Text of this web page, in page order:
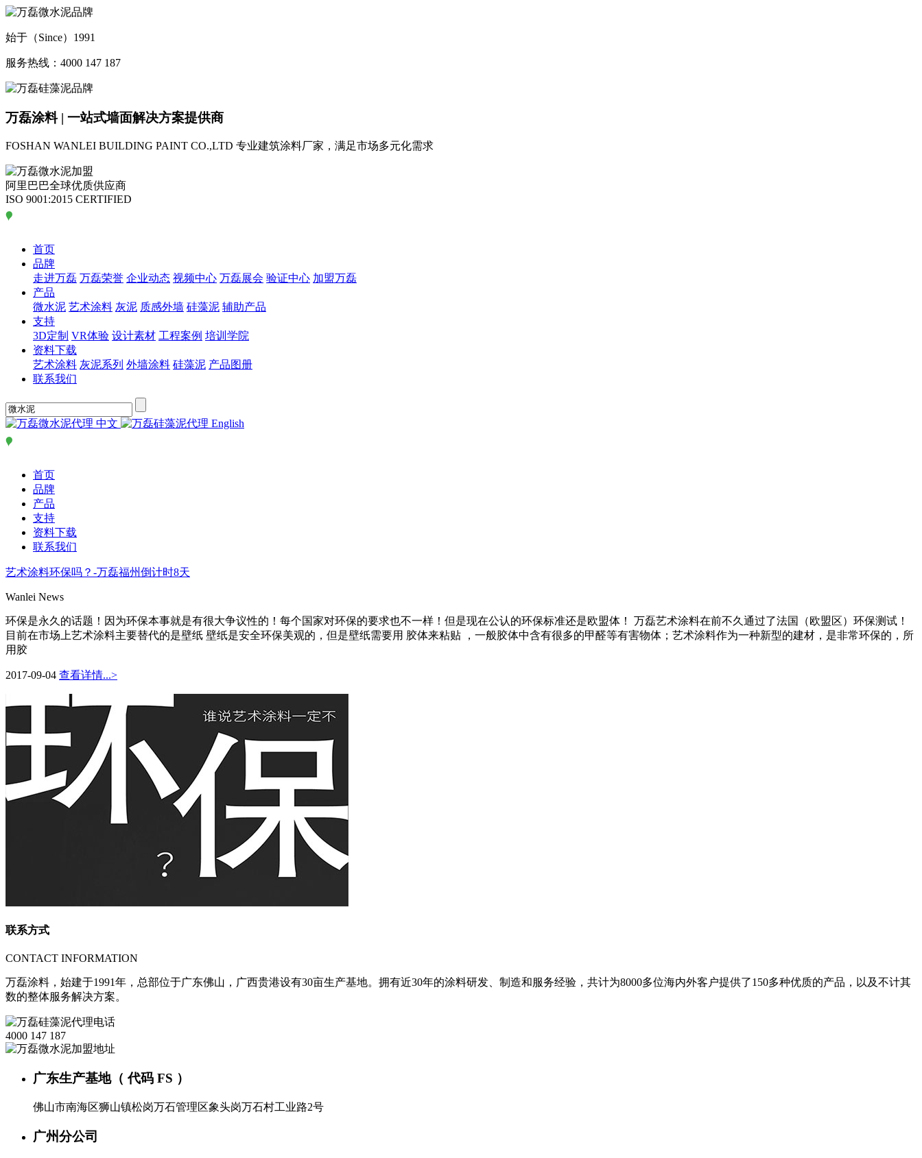
始于（Since）1991
服务热线：4000 147 187
万磊涂料 | 一站式墙面解决方案提供商
FOSHAN WANLEI BUILDING PAINT CO.,LTD 专业建筑涂料厂家，满足市场多元化需求
阿里巴巴全球优质供应商
ISO 9001:2015 CERTIFIED
首页
品牌
走进万磊 万磊荣誉 企业动态 视频中心 万磊展会 验证中心 加盟万磊
产品
微水泥 艺术涂料 灰泥 质感外墙 硅藻泥 辅助产品
支持
3D定制 VR体验 设计素材 工程案例 培训学院
资料下载
艺术涂料 灰泥系列 外墙涂料 硅藻泥 产品图册
联系我们
中文 English
首页
品牌
产品
支持
资料下载
联系我们
艺术涂料环保吗？-万磊福州倒计时8天
Wanlei News
环保是永久的话题！因为环保本事就是有很大争议性的！每个国家对环保的要求也不一样！但是现在公认的环保标准还是欧盟体！ 万磊艺术涂料在前不久通过了法国（欧盟区）环保测试！
目前在市场上艺术涂料主要替代的是壁纸 壁纸是安全环保美观的，但是壁纸需要用 胶体来粘贴 ，一般胶体中含有很多的甲醛等有害物体；艺术涂料作为一种新型的建材，是非常环保的，所
用胶
2017-09-04 查看详情...>
联系方式
CONTACT INFORMATION
万磊涂料，始建于1991年，总部位于广东佛山，广西贵港设有30亩生产基地。拥有近30年的涂料研发、制造和服务经验，共计为8000多位海内外客户提供了150多种优质的产品，以及不计其
数的整体服务解决方案。
4000 147 187
广东生产基地（ 代码 FS ）
佛山市南海区狮山镇松岗万石管理区象头岗万石村工业路2号
广州分公司